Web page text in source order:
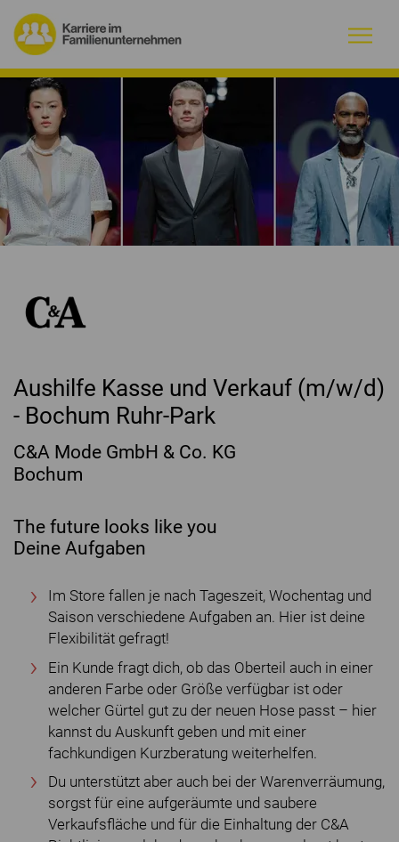
Warum Familienunternehmen?
Firmenprofile
Jobs
Magazin
Initiative
Aushilfe Kasse und Verkauf (m/w/d)
- Bochum Ruhr-Park
C&A Mode GmbH & Co. KG
Bochum
The future looks like you
Deine Aufgaben
Im Store fallen je nach Tageszeit, Wochentag und
Saison verschiedene Aufgaben an. Hier ist deine
Flexibilität gefragt!
Ein Kunde fragt dich, ob das Oberteil auch in einer
anderen Farbe oder Größe verfügbar ist oder
welcher Gürtel gut zu der neuen Hose passt – hier
kannst du Auskunft geben und mit einer
fachkundigen Kurzberatung weiterhelfen.
Du unterstützt aber auch bei der Warenverräumung,
sorgst für eine aufgeräumte und saubere
Verkaufsfläche und für die Einhaltung der C&A